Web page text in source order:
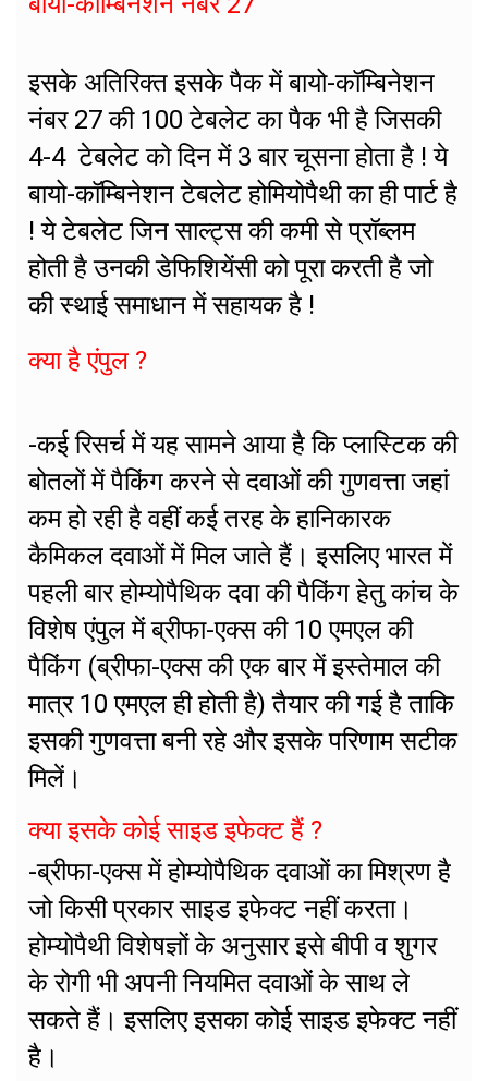
इसके अतिरिक्त इसके पैक में बायो-कॉम्बिनेशन
नंबर 27 की 100 टेबलेट का पैक भी है जिसकी
4-4 टेबलेट को दिन में 3 बार चूसना होता है ! ये
बायो-कॉम्बिनेशन टेबलेट होमियोपैथी का ही पार्ट है
! ये टेबलेट जिन साल्ट्स की कमी से प्रॉब्लम
होती है उनकी डेफिशियेंसी को पूरा करती है जो
की स्थाई समाधान में सहायक है !
क्या है एंपुल ?
-कई रिसर्च में यह सामने आया है कि प्लास्टिक की
बोतलों में पैकिंग करने से दवाओं की गुणवत्ता जहां
कम हो रही है वहीं कई तरह के हानिकारक
कैमिकल दवाओं में मिल जाते हैं। इसलिए भारत में
पहली बार होम्योपैथिक दवा की पैकिंग हेतु कांच के
विशेष एंपुल में ब्रीफा-एक्स की 10 एमएल की
पैकिंग (ब्रीफा-एक्स की एक बार में इस्तेमाल की
मात्र 10 एमएल ही होती है) तैयार की गई है ताकि
इसकी गुणवत्ता बनी रहे और इसके परिणाम सटीक
मिलें।
क्या इसके कोई साइड इफेक्ट हैं ?
-ब्रीफा-एक्स में होम्योपैथिक दवाओं का मिश्रण है
जो किसी प्रकार साइड इफेक्ट नहीं करता।
होम्योपैथी विशेषज्ञों के अनुसार इसे बीपी व शुगर
के रोगी भी अपनी नियमित दवाओं के साथ ले
सकते हैं। इसलिए इसका कोई साइड इफेक्ट नहीं
है।